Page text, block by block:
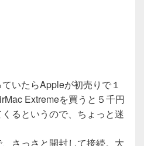
いたらAppleが初売りで１
Extremeを買うと５千円
るというので、ちょっと迷
さっさと開封して接続。大